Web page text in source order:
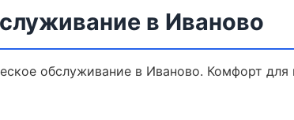
в Иваново
обслуживание в Иваново. Комфорт